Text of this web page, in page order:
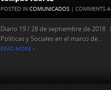
POSTED IN COMUNICADOS | COMMENTS
Diario 19 / 28 de septiembre de 2018
Políticas y Sociales en el marco de...
READ MORE »